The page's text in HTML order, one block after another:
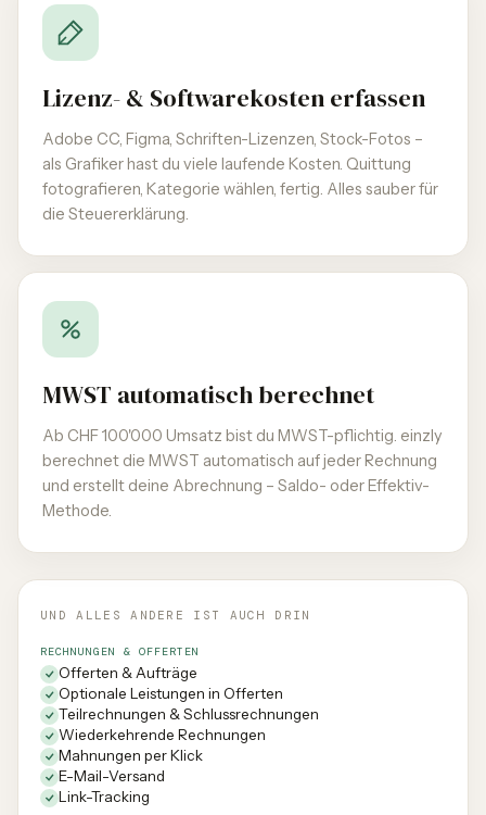
Lizenz- & Softwarekosten erfassen
Adobe CC, Figma, Schriften-Lizenzen, Stock-Fotos –
als Grafiker hast du viele laufende Kosten. Quittung
fotografieren, Kategorie wählen, fertig. Alles sauber für
die Steuererklärung.
MWST automatisch berechnet
Ab CHF 100'000 Umsatz bist du MWST-pflichtig. einzly
berechnet die MWST automatisch auf jeder Rechnung
und erstellt deine Abrechnung – Saldo- oder Effektiv-
Methode.
UND ALLES ANDERE IST AUCH DRIN
RECHNUNGEN & OFFERTEN
Offerten & Aufträge
Optionale Leistungen in Offerten
Teilrechnungen & Schlussrechnungen
Wiederkehrende Rechnungen
Mahnungen per Klick
E-Mail-Versand
Link-Tracking